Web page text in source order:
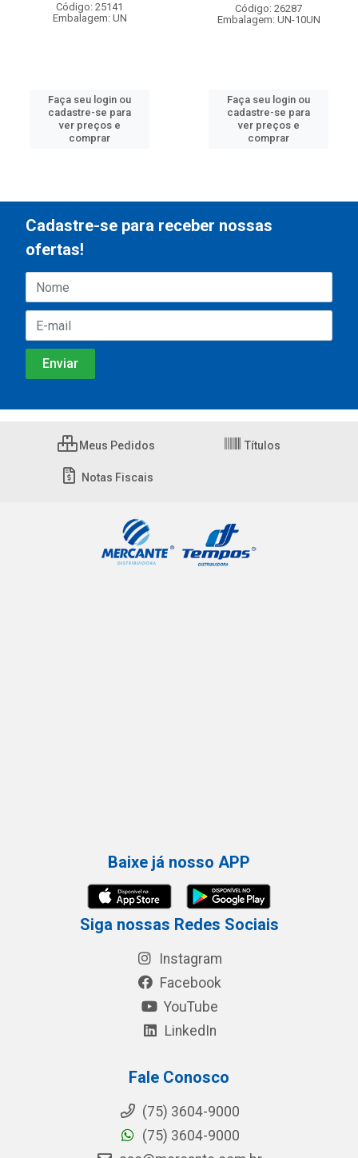
Código: 25141
Embalagem: UN
Faça seu login ou
cadastre-se para
ver preços e
comprar
Código: 26287
Embalagem: UN-10UN
Faça seu login ou
cadastre-se para
ver preços e
comprar
Cadastre-se para receber nossas
ofertas!
Meus Pedidos Títulos
Notas Fiscais
Baixe já nosso APP
Siga nossas Redes Sociais
Instagram
Facebook
YouTube
LinkedIn
Fale Conosco
(75) 3604-9000
(75) 3604-9000